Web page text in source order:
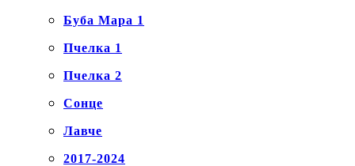
Буба Мара 1
Пчелка 1
Пчелка 2
Сонце
Лавче
2017-2024